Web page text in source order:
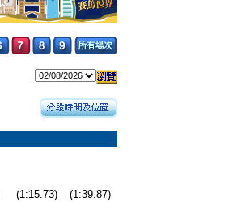
(1:15.73)
(1:39.87)